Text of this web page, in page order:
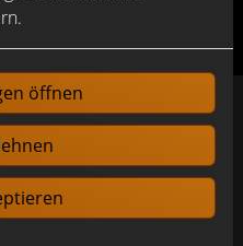
öffnen